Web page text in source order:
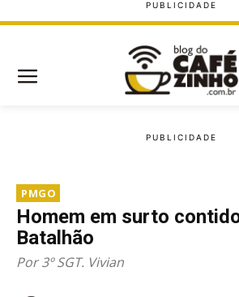
PMGO
Homem em surto
Batalhão
Por 3º SGT. Vivian